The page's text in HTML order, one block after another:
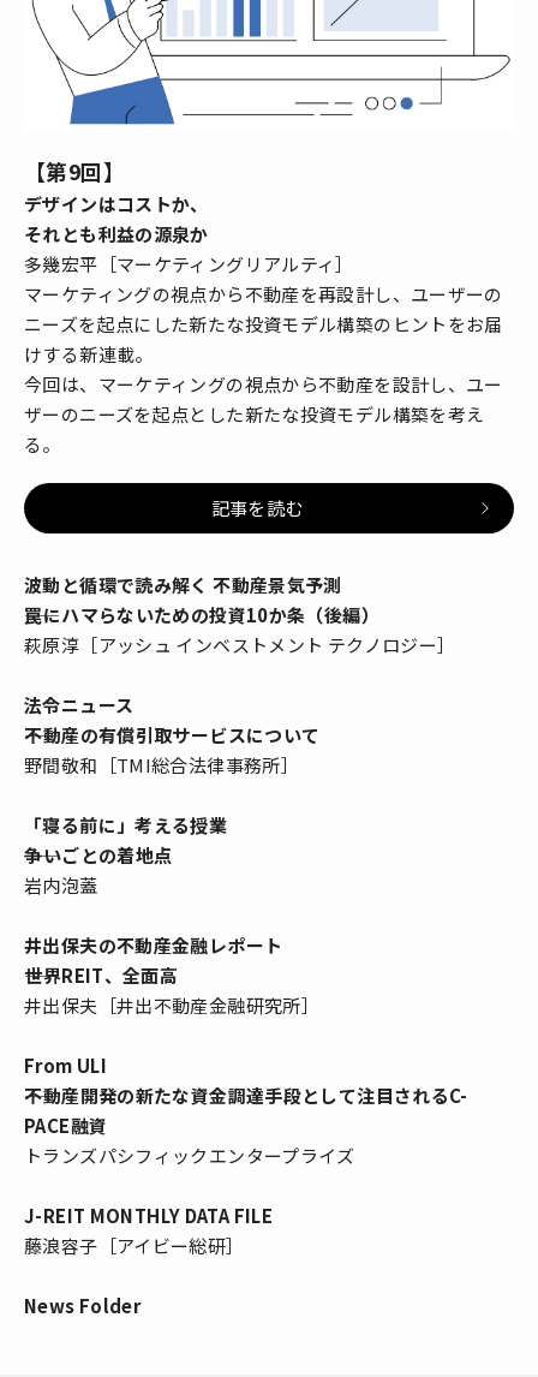
【第9回】
デザインはコストか、
それとも利益の源泉か
多幾宏平［マーケティングリアルティ］
マーケティングの視点から不動産を再設計し、ユーザーの
ニーズを起点にした新たな投資モデル構築のヒントをお届
けする新連載。
今回は、マーケティングの視点から不動産を設計し、ユー
ザーのニーズを起点とした新たな投資モデル構築を考え
る。
記事を読む
波動と循環で読み解く 不動産景気予測
――罠にハマらないための投資10か条（後編）
萩原淳［アッシュ インベストメント テクノロジー］
法令ニュース
――不動産の有償引取サービスについて
野間敬和［TMI総合法律事務所］
「寝る前に」考える授業
――争いごとの着地点
岩内泡蓋
井出保夫の不動産金融レポート
――世界REIT、全面高
井出保夫［井出不動産金融研究所］
From ULI
――不動産開発の新たな資金調達手段として注目されるC-
PACE融資
トランズパシフィックエンタープライズ
J-REIT MONTHLY DATA FILE
藤浪容子［アイビー総研］
News Folder